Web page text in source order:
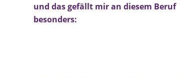
und das gefällt mir an diesem Beruf
besonders: